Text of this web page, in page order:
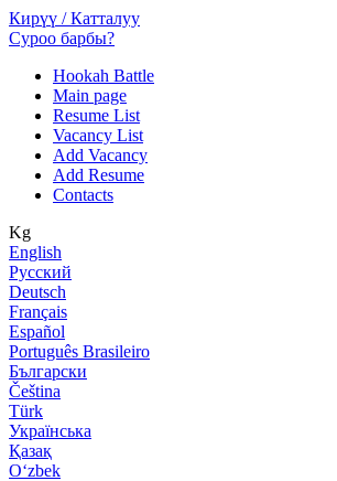
Кирүү / Катталуу
Суроо барбы?
Hookah Battle
Main page
Resume List
Vacancy List
Add Vacancy
Add Resume
Contacts
Kg
English
Русский
Deutsch
Français
Español
Português Brasileiro
Български
Čeština
Türk
Українська
Қазақ
Оʻzbek